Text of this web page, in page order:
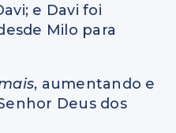
e Davi foi
Milo para
, aumentando e
Deus dos